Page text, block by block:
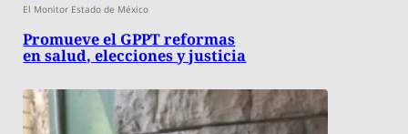
El Monitor Estado de México
Promueve el GPPT reformas
en salud, elecciones y justicia